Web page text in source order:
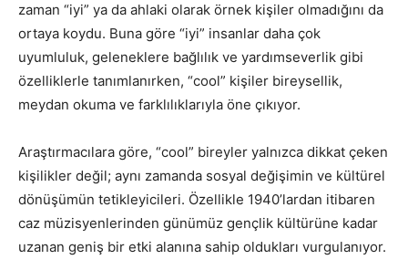
zaman “iyi” ya da ahlaki olarak örnek kişiler olmadığını da
ortaya koydu. Buna göre “iyi” insanlar daha çok
uyumluluk, geleneklere bağlılık ve yardımseverlik gibi
özelliklerle tanımlanırken, “cool” kişiler bireysellik,
meydan okuma ve farklılıklarıyla öne çıkıyor.
Araştırmacılara göre, “cool” bireyler yalnızca dikkat çeken
kişilikler değil; aynı zamanda sosyal değişimin ve kültürel
dönüşümün tetikleyicileri. Özellikle 1940’lardan itibaren
caz müzisyenlerinden günümüz gençlik kültürüne kadar
uzanan geniş bir etki alanına sahip oldukları vurgulanıyor.